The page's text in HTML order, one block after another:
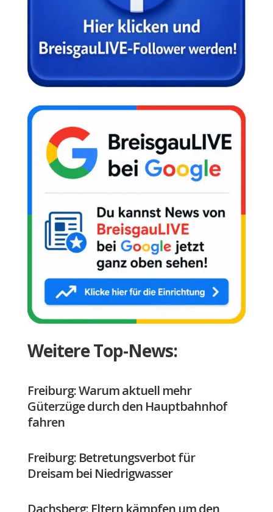
Weitere Top-News:
Freiburg: Warum aktuell mehr
Güterzüge durch den Hauptbahnhof
fahren
Freiburg: Betretungsverbot für
Dreisam bei Niedrigwasser